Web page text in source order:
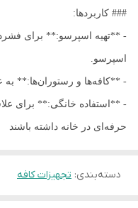
### کاربردها:
- **تهیه اسپرسو:** برای
اسپرسو.
- **کافه‌ها و رستوران‌ها:** به
- **استفاده خانگی:** برای
حرفه‌ای در خانه داشته باشند
دسته‌بندی: تجهیزات کافه